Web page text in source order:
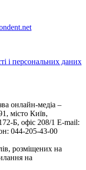
і персональних даних
онлайн-медіа –
місто Київ,
Б, офіс 208/1 E-mail:
044-205-43-00
розміщених на
на